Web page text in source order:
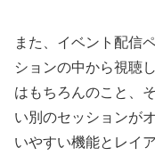
また、イベント配信
ションの中から視聴
はもちろんのこと、
い別のセッションが
いやすい機能とレイ